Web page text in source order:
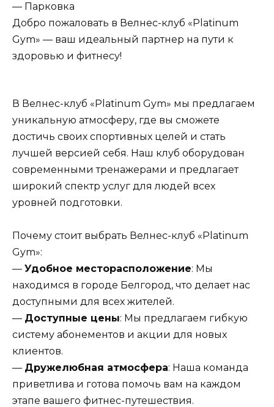
— Парковка
Добро пожаловать в Велнес-клуб «Platinum
Gym» — ваш идеальный партнер на пути к
здоровью и фитнесу!
В Велнес-клуб «Platinum Gym» мы предлагаем
уникальную атмосферу, где вы сможете
достичь своих спортивных целей и стать
лучшей версией себя. Наш клуб оборудован
современными тренажерами и предлагает
широкий спектр услуг для людей всех
уровней подготовки.
Почему стоит выбрать Велнес-клуб «Platinum
Gym»:
— Удобное месторасположение: Мы
находимся в городе Белгород, что делает нас
доступными для всех жителей.
— Доступные цены: Мы предлагаем гибкую
систему абонементов и акции для новых
клиентов.
— Дружелюбная атмосфера: Наша команда
приветлива и готова помочь вам на каждом
этапе вашего фитнес-путешествия.